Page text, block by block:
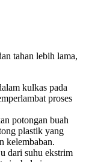
tahan lebih lama,
kulkas pada
proses
potongan buah
plastik yang
kelembaban.
dari suhu ekstrim